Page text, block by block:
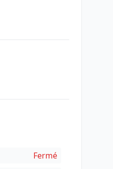
Fermé